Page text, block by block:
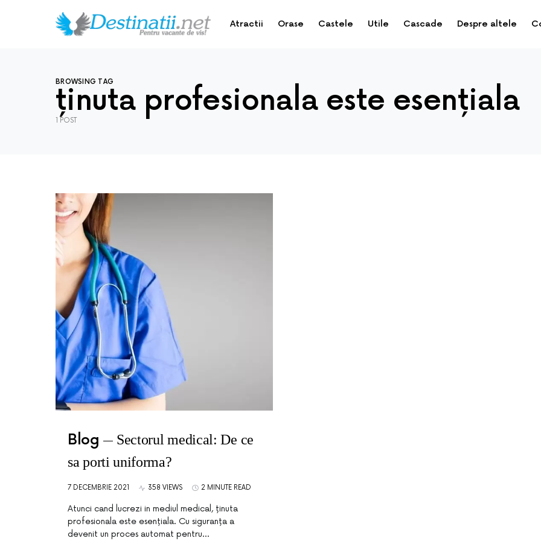
Atractii Orase Castele Utile Cascade Despre altele
BROWSING TAG
ținuta profesionala este esențiala
1 POST
Blog
Sectorul medical: De ce
sa porti uniforma?
7 DECEMBRIE 2021 358 VIEWS 2 MINUTE READ
Atunci cand lucrezi in mediul medical, ținuta
profesionala este esențiala. Cu siguranța a
devenit un proces automat pentru…